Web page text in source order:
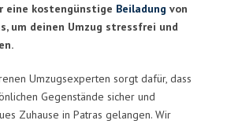
eine kostengünstige Beiladung von
um deinen Umzug stressfrei und
Umzugsexperten sorgt dafür, dass
Gegenstände sicher und
Zuhause in Patras gelangen. Wir